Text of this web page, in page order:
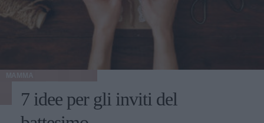
7 idee per gli inviti del